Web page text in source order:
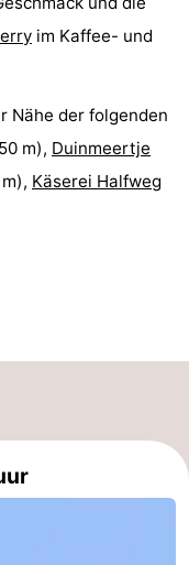
im Kaffee- und
Nähe der folgenden
m), Duinmeertje
Käserei Halfweg